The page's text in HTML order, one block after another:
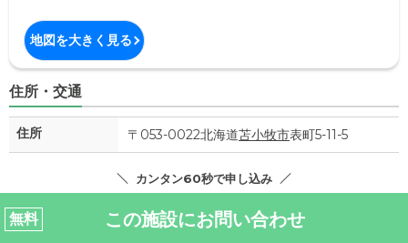
地図を大きく見る
住所・交通
住所 〒053-0022北海道苫小牧市表町5-11-5
カンタン60秒で申し込み
無料 この施設にお問い合わせ